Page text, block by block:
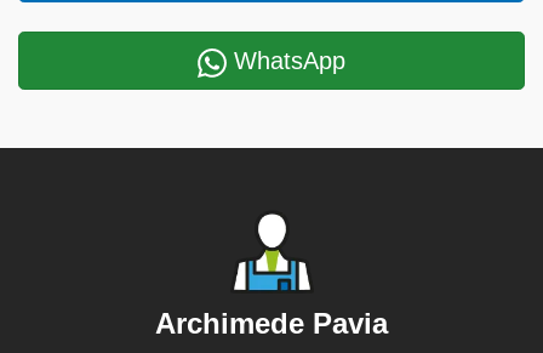
WhatsApp
Archimede Pavia